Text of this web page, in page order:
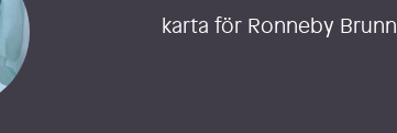
karta för Ronneby Brunn